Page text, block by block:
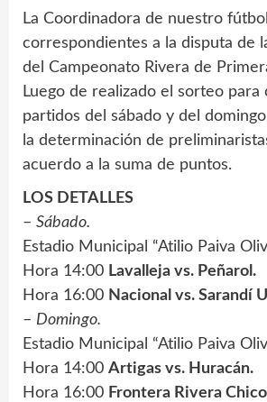
La Coordinadora de nuestro
correspondientes a la disputa de
del Campeonato Rivera de
Luego de realizado el sorteo para
partidos del sábado y del
la determinación de
acuerdo a la suma de puntos.
LOS DETALLES
– Sábado.
Estadio Municipal “Atilio Paiva
Hora 14:00 Lavalleja vs. Peñarol.
Hora 16:00 Nacional vs. Sarandí
– Domingo.
Estadio Municipal “Atilio Paiva
Hora 14:00 Artigas vs. Huracán.
Hora 16:00 Frontera Rivera